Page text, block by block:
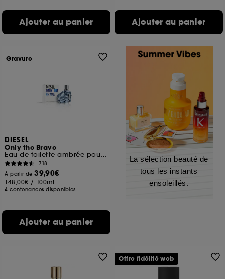
Ajouter au panier Ajouter au panier
DIESEL
Only the Brave
Eau de toilette ambrée pour homme
718
À partir de39,90€
148,00€ / 100ml
4 contenances disponibles
Ajouter au panier
Gravure
La sélection beauté de
tous les instants
ensoleillés.
Offre fidélité web